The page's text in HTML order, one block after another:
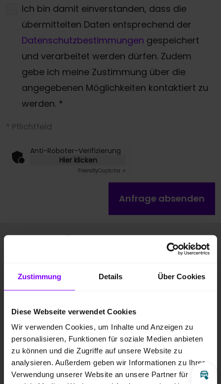
Zustimmung Details Über Cookies
Diese Webseite verwendet Cookies
Wir verwenden Cookies, um Inhalte und Anzeigen zu
personalisieren, Funktionen für soziale Medien anbieten
zu können und die Zugriffe auf unsere Website zu
analysieren. Außerdem geben wir Informationen zu Ihrer
Verwendung unserer Website an unsere Partner für
Ich bin damit einverstanden, dass die
übermittelten Daten entsprechend der
Datenschutzbestimmungen gespeichert
und verarbeitet werden dürfen. Zudem
gebe ich meine Zustimmung über die
angegebenen Möglichkeiten kontaktiert zu
werden. *
* Pflichtfeld
Anti-Roboter-Verifizierung
Hier klicken
FriendlyCaptcha ⇗
Anfrage absenden
Fahrzeugbilder